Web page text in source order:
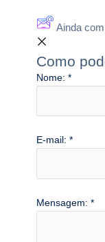
Ainda
Como
Nome:*
E-mail:*
Mensagem:*